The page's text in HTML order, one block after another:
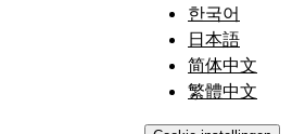
한국어
日本語
简体中文
繁體中文